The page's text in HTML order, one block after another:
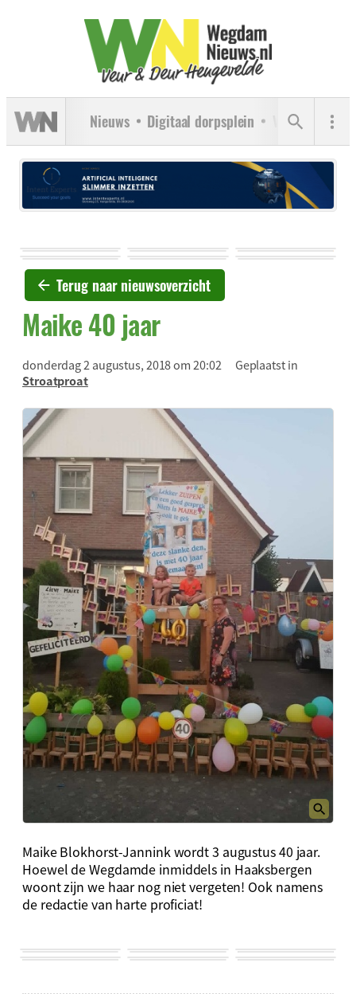
Nieuws Digitaal dorpsplein Verenigingen
Terug naar nieuwsoverzicht
Maike 40 jaar
donderdag 2 augustus, 2018 om 20:02
Geplaatst in
Stroatproat
Maike Blokhorst-Jannink wordt 3 augustus 40 jaar.
Hoewel de Wegdamde inmiddels in Haaksbergen
woont zijn we haar nog niet vergeten! Ook namens
de redactie van harte proficiat!